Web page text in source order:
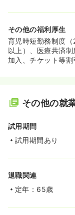
その他の福利厚生
育児時短勤務制度
以上）、医療共済
加入、チケット等割
その他の就
試用期間
試用期間あり
退職関連
定年：65歳